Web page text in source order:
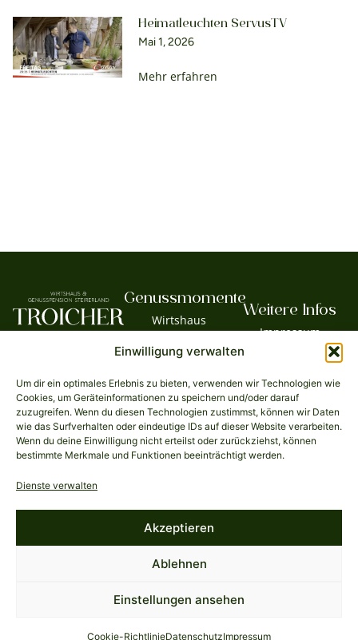
Einwilligung verwalten
Um dir ein optimales Erlebnis zu bieten, verwenden wir Technologien wie
Cookies, um Geräteinformationen zu speichern und/oder darauf
zuzugreifen. Wenn du diesen Technologien zustimmst, können wir Daten
wie das Surfverhalten oder eindeutige IDs auf dieser Website verarbeiten.
Wenn du deine Einwilligung nicht erteilst oder zurückziehst, können
bestimmte Merkmale und Funktionen beeinträchtigt werden.
Dienste verwalten
Akzeptieren
Ablehnen
Einstellungen ansehen
Cookie-RichtlinieDatenschutzImpressum
Heimatleuchten ServusTV
Mai 1, 2026
Mehr erfahren
Genusspension
Troicher! Hier
treffen traditionelle
Küche und
südsteirische
Gastfreundschaft
Genießen Sie
unvergessliche
der Steiermark!
Genussmomente
Wirtshaus
Catering
Tisch reservieren
News & Angebote
Öffnungszeiten
Jobs
Weitere Infos
Impressum
Rechte vorbehalten.
Datenschutzerklärung
Cookie-Einstellungen